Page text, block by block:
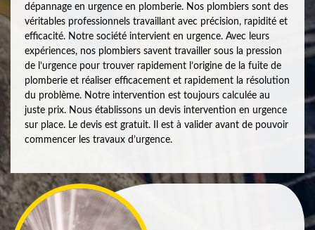
dépannage en urgence en plomberie. Nos plombiers sont des
véritables professionnels travaillant avec précision, rapidité et
efficacité. Notre société intervient en urgence. Avec leurs
expériences, nos plombiers savent travailler sous la pression
de l’urgence pour trouver rapidement l’origine de la fuite de
plomberie et réaliser efficacement et rapidement la résolution
du problème. Notre intervention est toujours calculée au
juste prix. Nous établissons un devis intervention en urgence
sur place. Le devis est gratuit. Il est à valider avant de pouvoir
commencer les travaux d’urgence.